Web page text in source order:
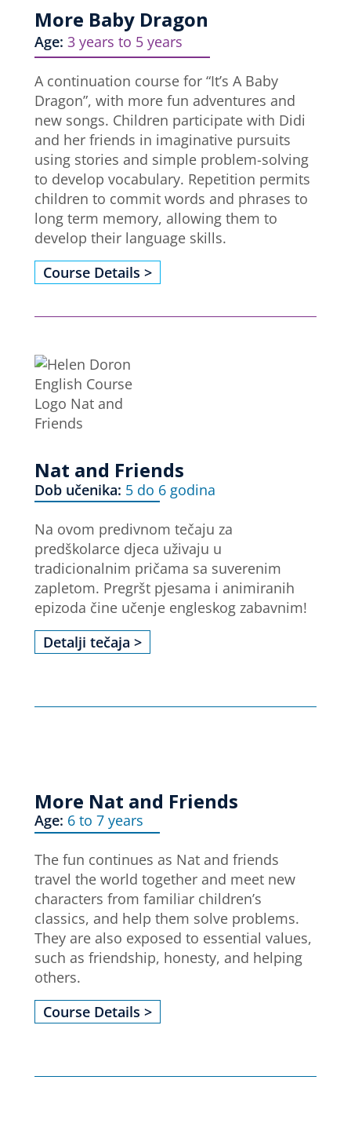
More Baby Dragon
Age: 3 years to 5 years
A continuation course for “It’s A Baby
Dragon”, with more fun adventures and
new songs. Children participate with Didi
and her friends in imaginative pursuits
using stories and simple problem-solving
to develop vocabulary. Repetition permits
children to commit words and phrases to
long term memory, allowing them to
develop their language skills.
Course Details >
Nat and Friends
Dob učenika: 5 do 6 godina
Na ovom predivnom tečaju za
predškolarce djeca uživaju u
tradicionalnim pričama sa suverenim
zapletom. Pregršt pjesama i animiranih
epizoda čine učenje engleskog zabavnim!
Detalji tečaja >
More Nat and Friends
Age: 6 to 7 years
The fun continues as Nat and friends
travel the world together and meet new
characters from familiar children’s
classics, and help them solve problems.
They are also exposed to essential values,
such as friendship, honesty, and helping
others.
Course Details >